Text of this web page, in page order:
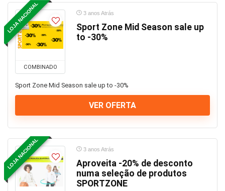
LOJA NACIONAL
COMBINADO
3 anos Atrás
Sport Zone Mid Season sale up
to -30%
Sport Zone Mid Season sale up to -30%
VER OFERTA
LOJA NACIONAL 3 anos Atrás
Aproveita -20% de desconto
numa seleção de produtos
SPORTZONE